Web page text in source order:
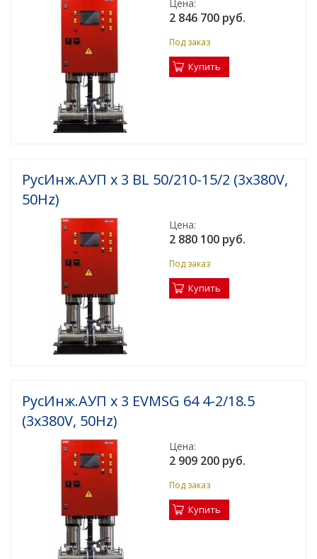
Цена:
2 846 700 руб.
Под заказ
Купить
РусИнж.АУП х 3 BL 50/210-15/2 (3x380V,
50Hz)
Цена:
2 880 100 руб.
Под заказ
Купить
РусИнж.АУП х 3 EVMSG 64 4-2/18.5
(3x380V, 50Hz)
Цена:
2 909 200 руб.
Под заказ
Купить